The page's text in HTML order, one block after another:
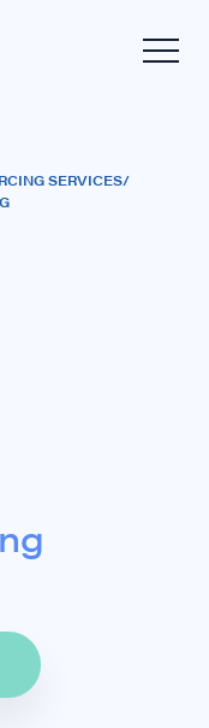
SERVICES/